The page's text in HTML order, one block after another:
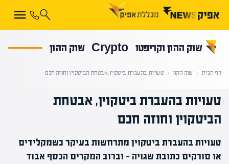
שוק ההון וקריפטו Crypto שוק ההון
דף הבית ‹ שוק ההון ‹ טעויות בהעברת ביטקוין, אבטחת הביטקוין וחוזה חכם
טעויות בהעברת ביטקוין, אבטחת
הביטקוין וחוזה חכם
טעויות בהעברת ביטקוין מתרחשות בעיקר כשמקלידים
או סורקים כתובת שגויה — וברוב המקרים הכסף אבוד